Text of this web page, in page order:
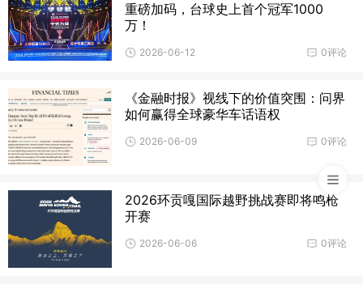
重磅加码，台球史上首个冠军1000
万！
0评论
2026-06-12
《金融时报》视线下的价值突围：问界
如何赢得全球豪华车话语权
0评论
2026-06-09
2026环贡嘎国际越野挑战赛即将鸣枪
开赛
0评论
2026-06-06